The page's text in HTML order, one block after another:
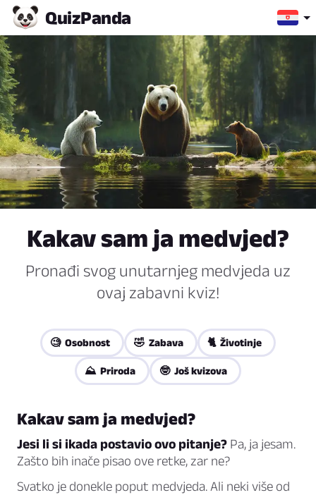
QuizPanda
Kakav sam ja medvjed?
Pronađi svog unutarnjeg medvjeda uz
ovaj zabavni kviz!
🧐 Osobnost 🤣 Zabava 🐈 Životinje
⛰️ Priroda 🤓 Još kvizova
Kakav sam ja medvjed?
Jesi li si ikada postavio ovo pitanje? Pa, ja jesam.
Zašto bih inače pisao ove retke, zar ne?
Svatko je donekle poput medvjeda. Ali neki više od